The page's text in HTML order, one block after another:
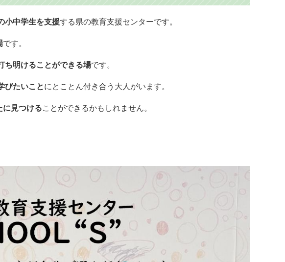
小中学生を支援する県の教育支援センターです。
です。
ち明けることができる場です。
びたいことにとことん付き合う大人がいます。
に見つけることができるかもしれません。